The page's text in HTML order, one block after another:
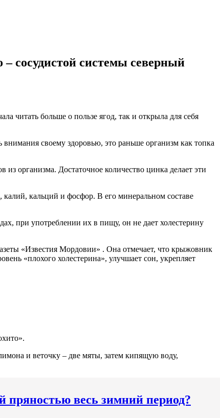
сосудистой системы северный
читать больше о пользе ягод, так и открыла для себя
своему здоровью, это раньше организм как топка
организма. Достаточное количество цинка делает эти
кальций и фосфор. В его минеральном составе
при употреблении их в пищу, он не дает холестерину
«Известия Мордовии» . Она отмечает, что крыжовник
«плохого холестерина», улучшает сон, укрепляет
и веточку – две мяты, затем кипящую воду,
весь зимний период?